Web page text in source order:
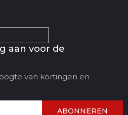
aan voor de
van kortingen en
ABONNEREN